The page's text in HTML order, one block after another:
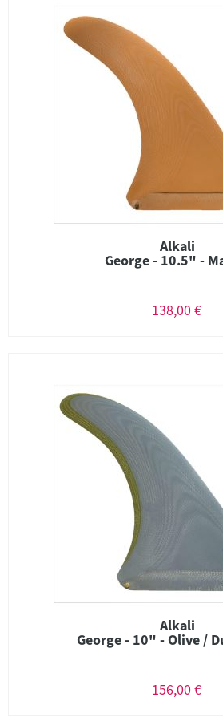
Alkali
George - 10.5" -
138,00 €
Alkali
George - 10" - Olive /
156,00 €